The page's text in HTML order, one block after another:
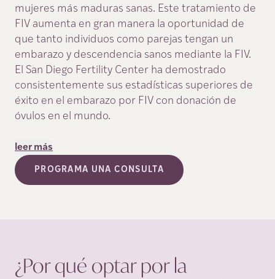
mujeres más maduras sanas. Este tratamiento de
FIV aumenta en gran manera la oportunidad de
que tanto individuos como parejas tengan un
embarazo y descendencia sanos mediante la FIV.
El San Diego Fertility Center ha demostrado
consistentemente sus estadísticas superiores de
éxito en el embarazo por FIV con donación de
óvulos en el mundo.
leer más
PROGRAMA UNA CONSULTA
¿Por qué optar por la